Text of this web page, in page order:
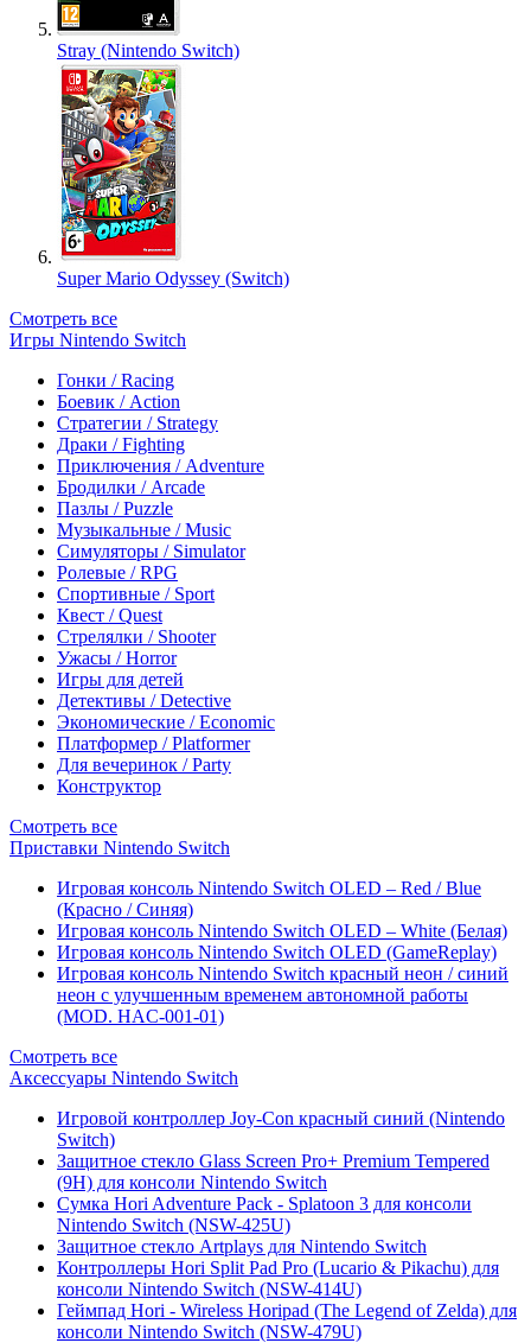
Stray (Nintendo Switch)
Super Mario Odyssey (Switch)
Смотреть все
Игры Nintendo Switch
Гонки / Racing
Боевик / Action
Стратегии / Strategy
Драки / Fighting
Приключения / Adventure
Бродилки / Arcade
Пазлы / Puzzle
Музыкальные / Music
Симуляторы / Simulator
Ролевые / RPG
Спортивные / Sport
Квест / Quest
Стрелялки / Shooter
Ужасы / Horror
Игры для детей
Детективы / Detective
Экономические / Economic
Платформер / Platformer
Для вечеринок / Party
Конструктор
Смотреть все
Приставки Nintendo Switch
Игровая консоль Nintendo Switch OLED – Red / Blue
(Красно / Синяя)
Игровая консоль Nintendo Switch OLED – White (Белая)
Игровая консоль Nintendo Switch OLED (GameReplay)
Игровая консоль Nintendo Switch красный неон / синий
неон с улучшенным временем автономной работы
(MOD. HAC-001-01)
Смотреть все
Аксессуары Nintendo Switch
Игровой контроллер Joy-Con красный синий (Nintendo
Switch)
Защитное стекло Glass Screen Pro+ Premium Tempered
(9H) для консоли Nintendo Switch
Сумка Hori Adventure Pack - Splatoon 3 для консоли
Nintendo Switch (NSW-425U)
Защитное стекло Artplays для Nintendo Switch
Контроллеры Hori Split Pad Pro (Lucario & Pikachu) для
консоли Nintendo Switch (NSW-414U)
Геймпад Hori - Wireless Horipad (The Legend of Zelda) для
консоли Nintendo Switch (NSW-479U)